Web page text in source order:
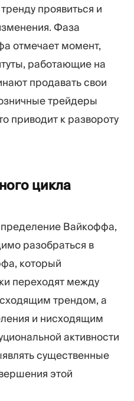
проявиться и
Фаза
отмечает момент,
работающие на
продавать свои
трейдеры
приводит к развороту
цикла
Вайкоффа,
разобраться в
который
переходят между
трендом, а
и нисходящим
активности
существенные
этой